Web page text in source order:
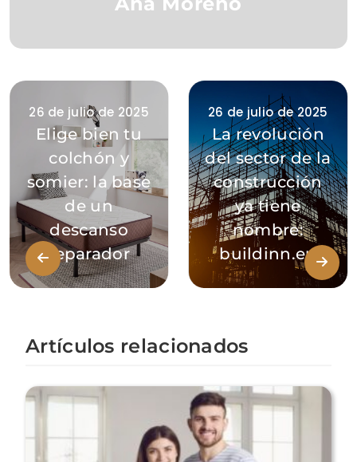
26 de julio de 2025
Elige bien tu
colchón y
somier: la base
de un
descanso
reparador
26 de julio de 2025
La revolución
del sector de la
construcción
ya tiene
nombre:
buildinn.eu
Artículos relacionados